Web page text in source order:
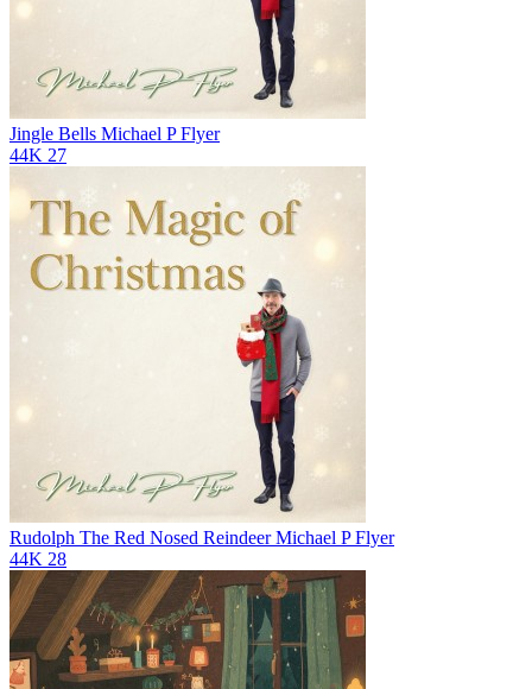
Jingle Bells Michael P Flyer
44K 27
Rudolph The Red Nosed Reindeer Michael P Flyer
44K 28